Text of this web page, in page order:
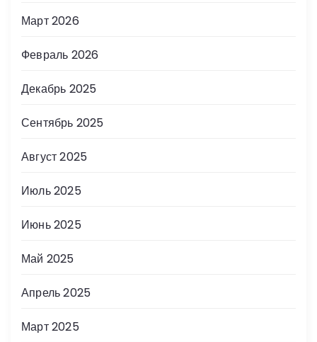
Март 2026
Февраль 2026
Декабрь 2025
Сентябрь 2025
Август 2025
Июль 2025
Июнь 2025
Май 2025
Апрель 2025
Март 2025